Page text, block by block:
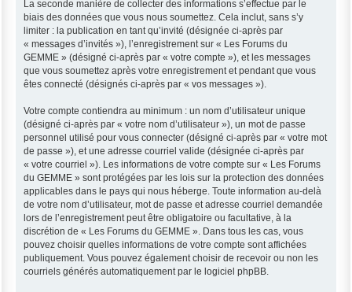
La seconde manière de collecter des informations s’effectue par le
biais des données que vous nous soumettez. Cela inclut, sans s’y
limiter : la publication en tant qu’invité (désignée ci-après par
« messages d’invités »), l’enregistrement sur « Les Forums du
GEMME » (désigné ci-après par « votre compte »), et les messages
que vous soumettez après votre enregistrement et pendant que vous
êtes connecté (désignés ci-après par « vos messages »).
Votre compte contiendra au minimum : un nom d’utilisateur unique
(désigné ci-après par « votre nom d’utilisateur »), un mot de passe
personnel utilisé pour vous connecter (désigné ci-après par « votre mot
de passe »), et une adresse courriel valide (désignée ci-après par
« votre courriel »). Les informations de votre compte sur « Les Forums
du GEMME » sont protégées par les lois sur la protection des données
applicables dans le pays qui nous héberge. Toute information au-delà
de votre nom d’utilisateur, mot de passe et adresse courriel demandée
lors de l’enregistrement peut être obligatoire ou facultative, à la
discrétion de « Les Forums du GEMME ». Dans tous les cas, vous
pouvez choisir quelles informations de votre compte sont affichées
publiquement. Vous pouvez également choisir de recevoir ou non les
courriels générés automatiquement par le logiciel phpBB.